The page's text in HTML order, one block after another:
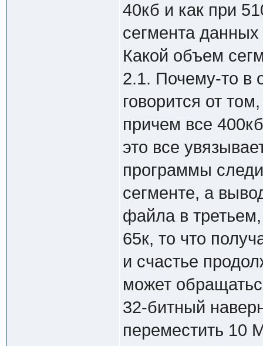
40кб и как при
сегмента данных
Какой объем
2.1. Почему-то в
говорится от
причем все
это все
программы
сегменте, а
файла в
65к, то что
и счастье
может
32-битный
переместить 10